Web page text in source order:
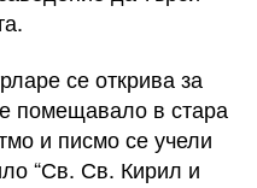
се открива за
помещавало в стара
и писмо се учели
“Св. Св. Кирил и